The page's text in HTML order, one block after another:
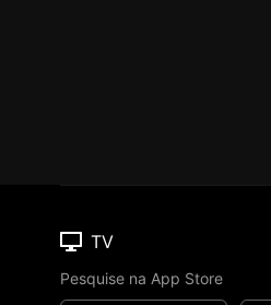
TV
Pesquise na App Store